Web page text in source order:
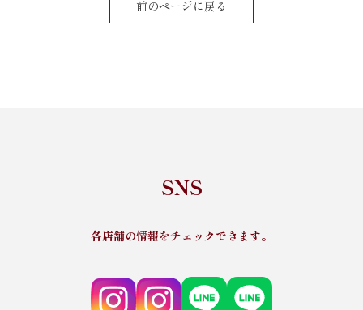
前のページに戻る
SNS
各店舗の情報をチェックできます。